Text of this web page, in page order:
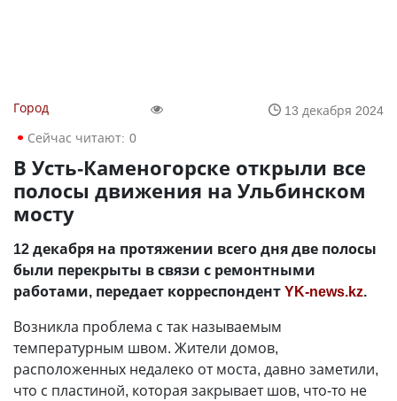
Город
13 декабря 2024
Сейчас читают: 0
В Усть-Каменогорске открыли все
полосы движения на Ульбинском
мосту
12 декабря на протяжении всего дня две полосы
были перекрыты в связи с ремонтными
работами, передает корреспондентYK-news.kz.
Возникла проблема с так называемым
температурным швом. Жители домов,
расположенных недалеко от моста, давно заметили,
что с пластиной, которая закрывает шов, что-то не